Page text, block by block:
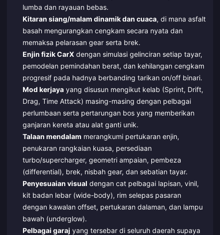
lumba dan rayauan bebas.
Kitaran siang/malam dinamik dan cuaca, di mana asfalt
basah mengurangkan cengkam secara nyata dan
memaksa pelarasan gear serta brek.
Enjin fizik CarXdengan simulasi gelinciran setiap tayar,
pemodelan pemindahan berat, dan kehilangan cengkam
progresif pada hadnya berbanding tarikan on/off binari.
Mod kerjayayang disusun mengikut kelab (Sprint, Drift,
Drag, Time Attack) masing-masing dengan pelbagai
perlumbaan serta pertarungan bos yang memberikan
ganjaran kereta atau alat ganti unik.
Talaan mendalam merangkumi pertukaran enjin,
penukaran rangkaian kuasa, persediaan
turbo/supercharger, geometri ampaian, pembeza
(differential), brek, nisbah gear, dan sebatian tayar.
Penyesuaian visual dengan cat pelbagai lapisan, vinil,
kit badan lebar (wide-body), rim selepas pasaran
dengan kawalan offset, pertukaran dalaman, dan lampu
bawah (underglow).
Pelbagai garaj yang tersebar di seluruh daerah supaya